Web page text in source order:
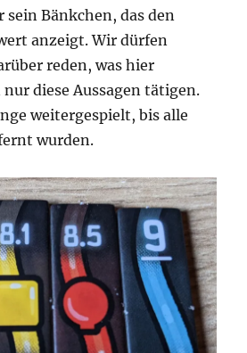
Bänkchen, das den
anzeigt. Wir dürfen
reden, was hier
diese Aussagen tätigen.
weitergespielt, bis alle
wurden.